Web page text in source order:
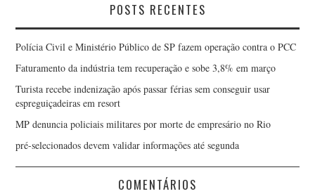
POSTS RECENTES
Polícia Civil e Ministério Público de SP fazem operação contra o PCC
Faturamento da indústria tem recuperação e sobe 3,8% em março
Turista recebe indenização após passar férias sem conseguir usar
espreguiçadeiras em resort
MP denuncia policiais militares por morte de empresário no Rio
pré-selecionados devem validar informações até segunda
COMENTÁRIOS